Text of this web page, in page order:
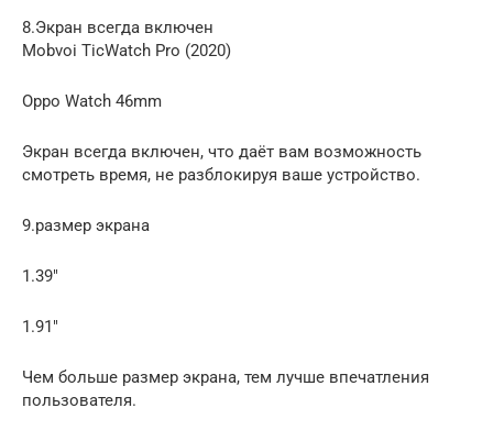
8.Экран всегда включен
Mobvoi TicWatch Pro (2020)
Oppo Watch 46mm
Экран всегда включен, что даёт вам возможность
смотреть время, не разблокируя ваше устройство.
9.размер экрана
1.39″
1.91″
Чем больше размер экрана, тем лучше впечатления
пользователя.